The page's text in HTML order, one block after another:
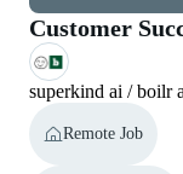
Customer
superkind ai / boilr
Remote Job